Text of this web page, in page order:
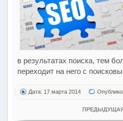
в результатах поиска, тем
переходит на него с
Дата: 17 марта 2014